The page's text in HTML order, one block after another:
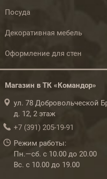
Посуда
Декоративная мебель
Оформление для стен
Магазин в ТК «Командор»
ул. 78 Добровольческой
д. 12, 2 этаж
+7 (391) 205-19-91
Режим работы:
Пн.—сб. с 10.00 до 20.00
Вс. с 10.00 до 19.00